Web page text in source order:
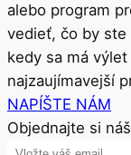
alebo program
vedieť, čo by ste
kedy sa má
najzaujímavejší
NAPÍŠTE NÁM
Objednajte si